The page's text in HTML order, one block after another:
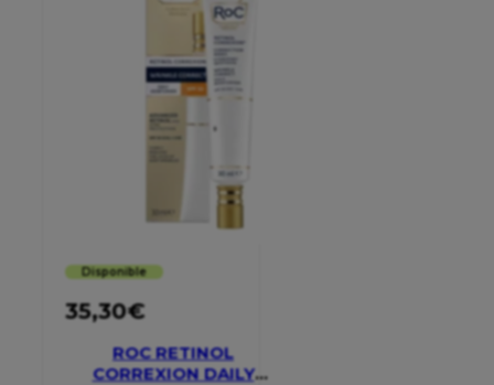
Disponible
35,30€
ROC RETINOL
CORREXION DAILY